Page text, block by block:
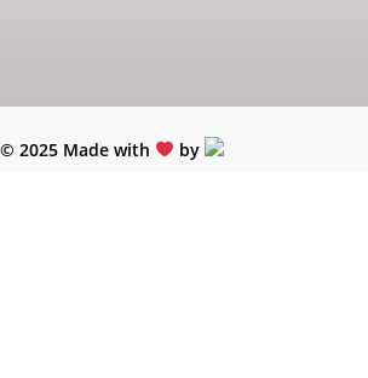
© 2025 Made with by